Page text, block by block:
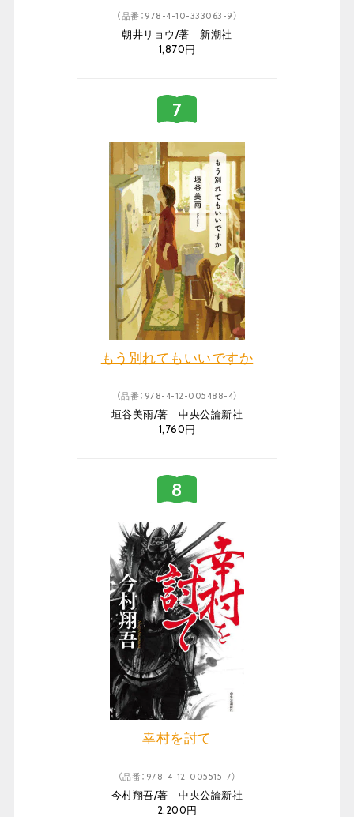
（品番：978-4-10-333063-9）
朝井リョウ/著 新潮社
1,870円
もう別れてもいいですか
（品番：978-4-12-005488-4）
垣谷美雨/著 中央公論新社
1,760円
幸村を討て
（品番：978-4-12-005515-7）
今村翔吾/著 中央公論新社
2,200円